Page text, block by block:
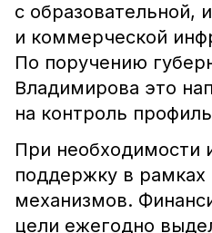
с образовательной,
и коммерческой
По поручению
Владимирова это
на контроль
При необходимости
поддержку в рамках
механизмов.
цели ежегодно